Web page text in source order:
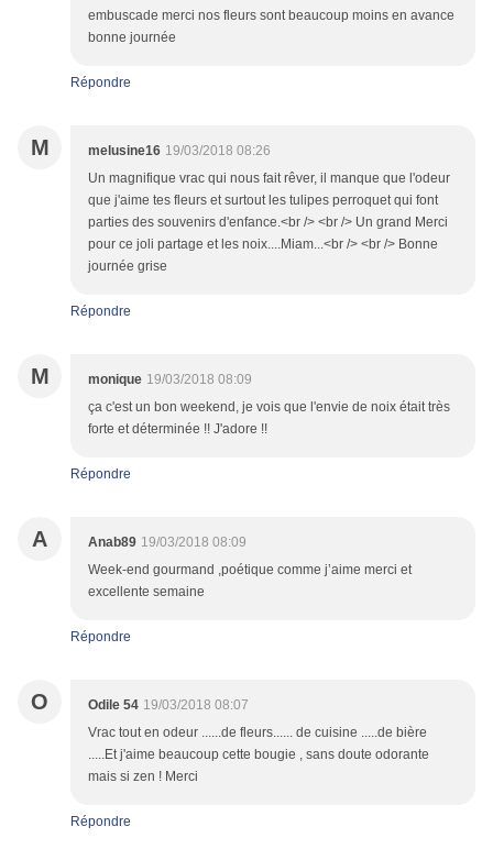
embuscade merci nos fleurs sont beaucoup moins en avance
bonne journée
Répondre
M melusine16 19/03/2018 08:26
Un magnifique vrac qui nous fait rêver, il manque que l'odeur
que j'aime tes fleurs et surtout les tulipes perroquet qui font
parties des souvenirs d'enfance.<br /> <br /> Un grand Merci
pour ce joli partage et les noix....Miam...<br /> <br /> Bonne
journée grise
Répondre
M monique 19/03/2018 08:09
ça c'est un bon weekend, je vois que l'envie de noix était très
forte et déterminée !! J'adore !!
Répondre
A Anab89 19/03/2018 08:09
Week-end gourmand ,poétique comme j’aime merci et
excellente semaine
Répondre
O Odile 54 19/03/2018 08:07
Vrac tout en odeur ......de fleurs...... de cuisine .....de bière
.....Et j'aime beaucoup cette bougie , sans doute odorante
mais si zen ! Merci
Répondre